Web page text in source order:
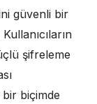
güvenli bir
şifreleme
biçimde